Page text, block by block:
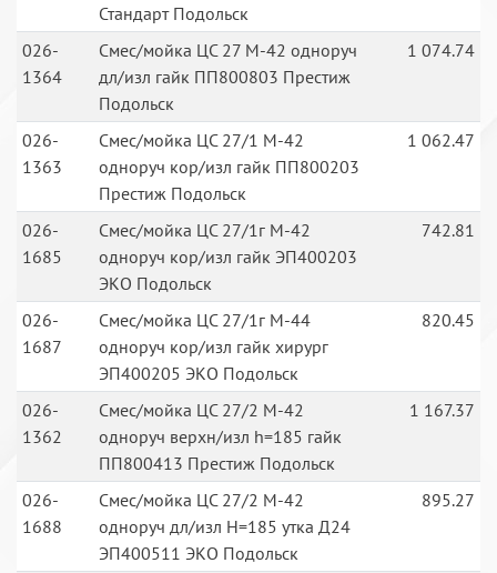
Стандарт Подольск
026-
1364
Смес/мойка ЦС 27 М-42 одноруч
дл/изл гайк ПП800803 Престиж
Подольск
1 074.74
026-
1363
Смес/мойка ЦС 27/1 М-42
одноруч кор/изл гайк ПП800203
Престиж Подольск
1 062.47
026-
1685
Смес/мойка ЦС 27/1г М-42
одноруч кор/изл гайк ЭП400203
ЭКО Подольск
742.81
026-
1687
Смес/мойка ЦС 27/1г М-44
одноруч кор/изл гайк хирург
ЭП400205 ЭКО Подольск
820.45
026-
1362
Смес/мойка ЦС 27/2 М-42
одноруч верхн/изл h=185 гайк
ПП800413 Престиж Подольск
1 167.37
026-
1688
Смес/мойка ЦС 27/2 М-42
одноруч дл/изл H=185 утка Д24
ЭП400511 ЭКО Подольск
895.27